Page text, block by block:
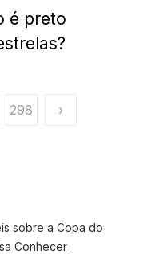
é preto
298 ›
sobre a Copa do
Conhecer